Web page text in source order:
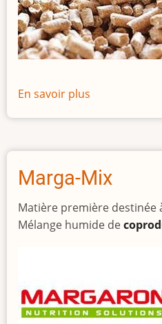
En savoir plus
Marga-Mix
Matière première destinée
Mélange humide de